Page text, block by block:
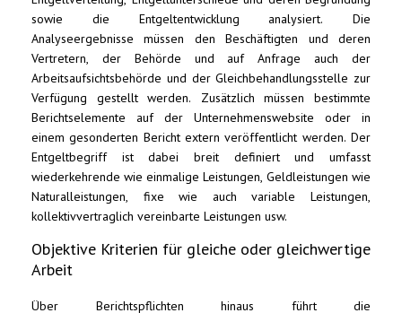
sowie die Entgeltentwicklung analysiert. Die
Analyseergebnisse müssen den Beschäftigten und deren
Vertretern, der Behörde und auf Anfrage auch der
Arbeitsaufsichtsbehörde und der Gleichbehandlungsstelle zur
Verfügung gestellt werden. Zusätzlich müssen bestimmte
Berichtselemente auf der Unternehmenswebsite oder in
einem gesonderten Bericht extern veröffentlicht werden. Der
Entgeltbegriff ist dabei breit definiert und umfasst
wiederkehrende wie einmalige Leistungen, Geldleistungen wie
Naturalleistungen, fixe wie auch variable Leistungen,
kollektivvertraglich vereinbarte Leistungen usw.
Objektive Kriterien für gleiche oder gleichwertige
Arbeit
Über Berichtspflichten hinaus führt die